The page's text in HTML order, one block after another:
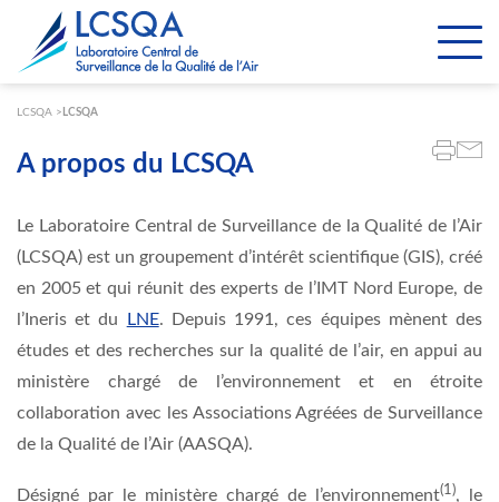
LCSQA LCSQA
A propos du LCSQA
Le Laboratoire Central de Surveillance de la Qualité de l’Air
(LCSQA) est un groupement d’intérêt scientifique (GIS), créé
en 2005 et qui réunit des experts de l’IMT Nord Europe, de
l’Ineris et du
LNE. Depuis 1991, ces équipes mènent des
études et des recherches sur la qualité de l’air, en appui au
ministère chargé de l’environnement et en étroite
collaboration avec les Associations Agréées de Surveillance
de la Qualité de l’Air (AASQA).
Désigné par le ministère chargé de l’environnement(1), le
Paramétrer les cookies